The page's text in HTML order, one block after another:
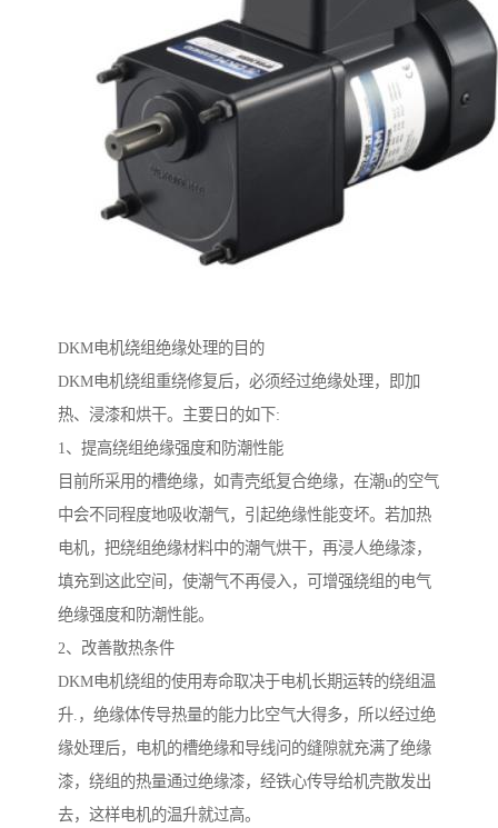
DKM电机绕组绝缘处理的目的
DKM电机绕组重绕修复后，必须经过绝缘处理，即加
热、浸漆和烘干。主要日的如下:
1、提高绕组绝缘强度和防潮性能
目前所采用的槽绝缘，如青壳纸复合绝缘，在潮u的空气
中会不同程度地吸收潮气，引起绝缘性能变坏。若加热
电机，把绕组绝缘材料中的潮气烘干，再浸人绝缘漆，
填充到这此空间，使潮气不再侵入，可增强绕组的电气
绝缘强度和防潮性能。
2、改善散热条件
DKM电机绕组的使用寿命取决于电机长期运转的绕组温
升.，绝缘体传导热量的能力比空气大得多，所以经过绝
缘处理后，电机的槽绝缘和导线问的缝隙就充满了绝缘
漆，绕组的热量通过绝缘漆，经铁心传导给机壳散发出
去，这样电机的温升就过高。